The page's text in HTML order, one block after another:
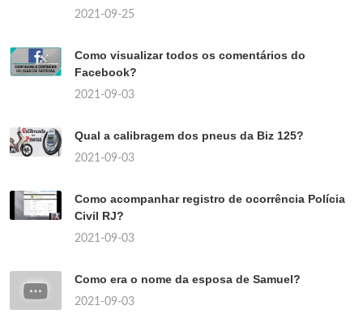
2021-09-25
Como visualizar todos os comentários do
Facebook?
2021-09-03
Qual a calibragem dos pneus da Biz 125?
2021-09-03
Como acompanhar registro de ocorrência Polícia
Civil RJ?
2021-09-03
Como era o nome da esposa de Samuel?
2021-09-03